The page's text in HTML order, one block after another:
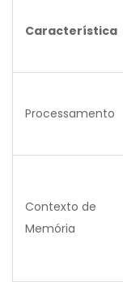
Característica
Processamento
Contexto de
Memória